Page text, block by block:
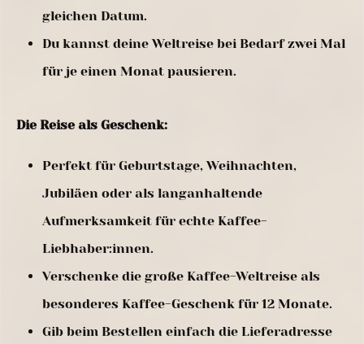
gleichen Datum.
Du kannst deine Weltreise bei Bedarf zwei Mal
für je einen Monat pausieren.
Die Reise als Geschenk:
Perfekt für Geburtstage, Weihnachten,
Jubiläen oder als langanhaltende
Aufmerksamkeit für echte Kaffee-
Liebhaber:innen.
Verschenke die große Kaffee-Weltreise als
besonderes Kaffee-Geschenk für 12 Monate.
Gib beim Bestellen einfach die Lieferadresse